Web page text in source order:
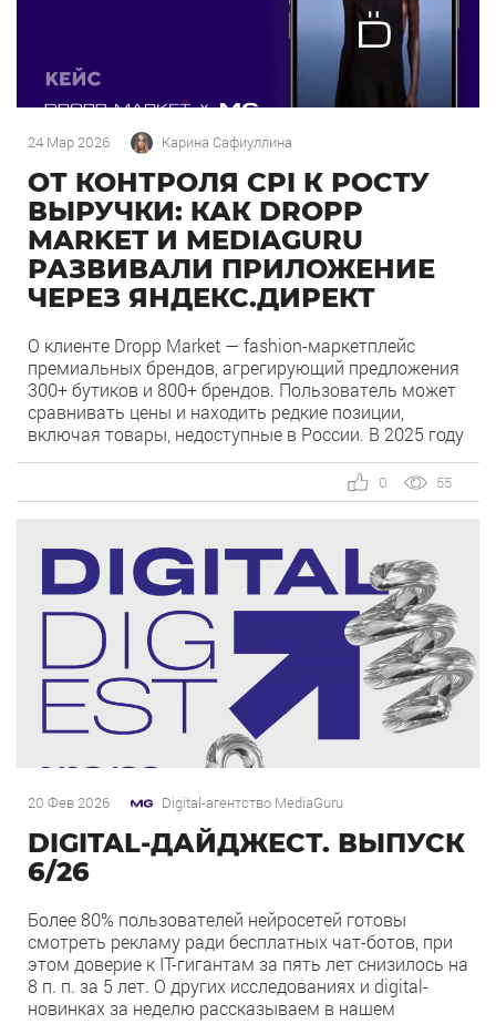
24 Мар 2026 Карина Сафиуллина
ОТ КОНТРОЛЯ CPI К РОСТУ
ВЫРУЧКИ: КАК DROPP
MARKET И MEDIAGURU
РАЗВИВАЛИ ПРИЛОЖЕНИЕ
ЧЕРЕЗ ЯНДЕКС.ДИРЕКТ
О клиенте Dropp Market — fashion-маркетплейс
премиальных брендов, агрегирующий предложения
300+ бутиков и 800+ брендов. Пользователь может
сравнивать цены и находить редкие позиции,
включая товары, недоступные в России. В 2025 году
сторону мобильного потребления: пользователи
чаще покупают в приложениях за счёт скорости,
Команда Dropp Market приняла […]
55
0
20 Фев 2026 Digital-агентство MediaGuru
DIGITAL-ДАЙДЖЕСТ. ВЫПУСК
6/26
Более 80% пользователей нейросетей готовы
смотреть рекламу ради бесплатных чат-ботов, при
этом доверие к IT-гигантам за пять лет снизилось на
8 п. п. за 5 лет. О других исследованиях и digital-
новинках за неделю рассказываем в нашем